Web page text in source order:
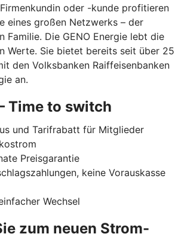
oder -kunde profitieren
eines großen Netzwerks – der
Familie. Die GENO Energie lebt die
Werte. Sie bietet bereits seit über 25
den Volksbanken Raiffeisenbanken
an.
Time to switch
und Tarifrabatt für Mitglieder
Preisgarantie
keine Vorauskasse
Wechsel
zum neuen Strom-